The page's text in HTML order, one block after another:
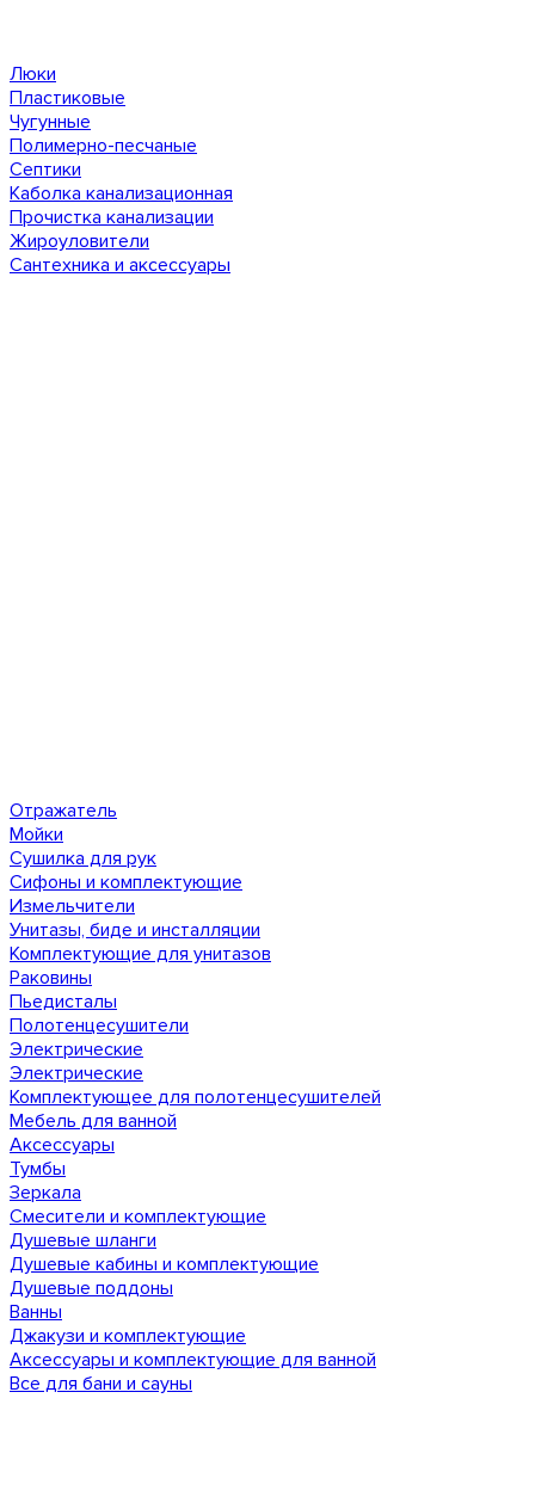
Люки
Пластиковые
Чугунные
Полимерно-песчаные
Септики
Каболка канализационная
Прочистка канализации
Жироуловители
Сантехника и аксессуары
Отражатель
Мойки
Сушилка для рук
Сифоны и комплектующие
Измельчители
Унитазы, биде и инсталляции
Комплектующие для унитазов
Раковины
Пьедисталы
Полотенцесушители
Электрические
Электрические
Комплектующее для полотенцесушителей
Мебель для ванной
Аксессуары
Тумбы
Зеркала
Смесители и комплектующие
Душевые шланги
Душевые кабины и комплектующие
Душевые поддоны
Ванны
Джакузи и комплектующие
Аксессуары и комплектующие для ванной
Все для бани и сауны